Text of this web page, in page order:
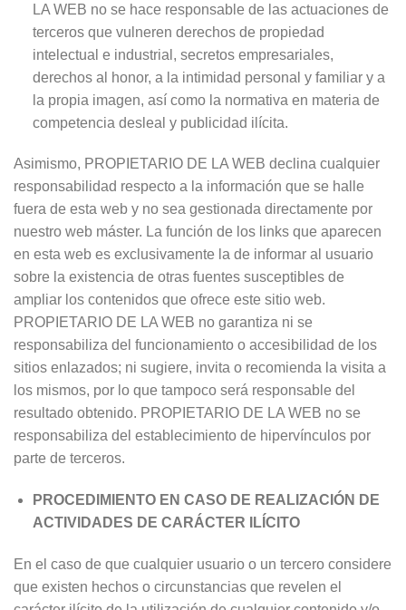
LA WEB no se hace responsable de las actuaciones de
terceros que vulneren derechos de propiedad
intelectual e industrial, secretos empresariales,
derechos al honor, a la intimidad personal y familiar y a
la propia imagen, así como la normativa en materia de
competencia desleal y publicidad ilícita.
Asimismo, PROPIETARIO DE LA WEB declina cualquier
responsabilidad respecto a la información que se halle
fuera de esta web y no sea gestionada directamente por
nuestro web máster. La función de los links que aparecen
en esta web es exclusivamente la de informar al usuario
sobre la existencia de otras fuentes susceptibles de
ampliar los contenidos que ofrece este sitio web.
PROPIETARIO DE LA WEB no garantiza ni se
responsabiliza del funcionamiento o accesibilidad de los
sitios enlazados; ni sugiere, invita o recomienda la visita a
los mismos, por lo que tampoco será responsable del
resultado obtenido. PROPIETARIO DE LA WEB no se
responsabiliza del establecimiento de hipervínculos por
parte de terceros.
PROCEDIMIENTO EN CASO DE REALIZACIÓN DE
ACTIVIDADES DE CARÁCTER ILÍCITO
En el caso de que cualquier usuario o un tercero considere
que existen hechos o circunstancias que revelen el